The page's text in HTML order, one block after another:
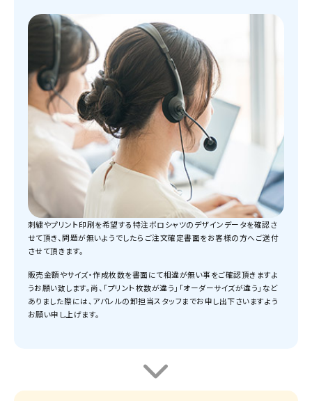
刺繍やプリント印刷を希望する特注ポロシャツのデザインデータを確認さ
せて頂き、問題が無いようでしたらご注文確定書面をお客様の方へご送付
させて頂きます。
販売金額やサイズ・作成枚数を書面にて相違が無い事をご確認頂きますよ
うお願い致します。尚、「プリント枚数が違う」「オーダーサイズが違う」など
ありました際には、アパレルの卸担当スタッフまでお申し出下さいますよう
お願い申し上げます。